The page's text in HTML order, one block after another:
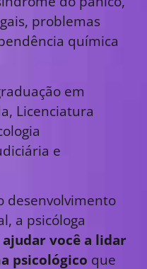
problemas
química
em
Licenciatura
e
desenvolvimento
a psicóloga
ajudar você a lidar
psicológico que